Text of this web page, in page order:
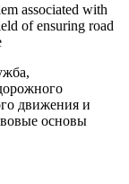
associated with
of ensuring road
движения и
основы